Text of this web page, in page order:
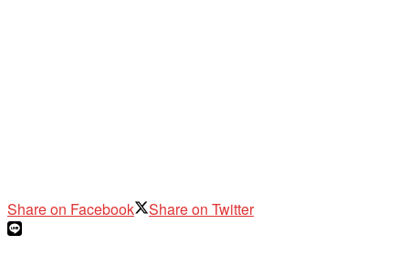
Share on Facebook Share on Twitter